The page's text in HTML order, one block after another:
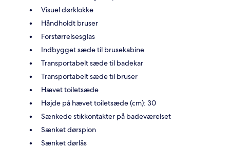
Visuel dørklokke
Håndholdt bruser
Forstørrelsesglas
Indbygget sæde til brusekabine
Transportabelt sæde til badekar
Transportabelt sæde til bruser
Hævet toiletsæde
Højde på hævet toiletsæde (cm): 30
Sænkede stikkontakter på badeværelset
Sænket dørspion
Sænket dørlås